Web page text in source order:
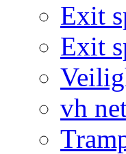
Exit
Exit
vh